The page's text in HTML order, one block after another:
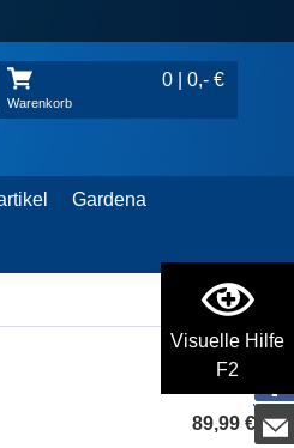
Visuelle Hilfe
F2
0 | 0,- €
Warenkorb
Gardena
89,99 €